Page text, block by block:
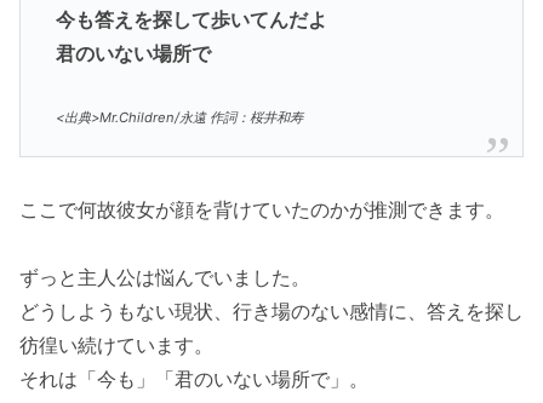
今も答えを探して歩いてんだよ
君のいない場所で
<出典>Mr.Children/永遠 作詞：桜井和寿
ここで何故彼女が顔を背けていたのかが推測できます。
ずっと主人公は悩んでいました。
どうしようもない現状、行き場のない感情に、答えを探し
彷徨い続けています。
それは「今も」「君のいない場所で」。